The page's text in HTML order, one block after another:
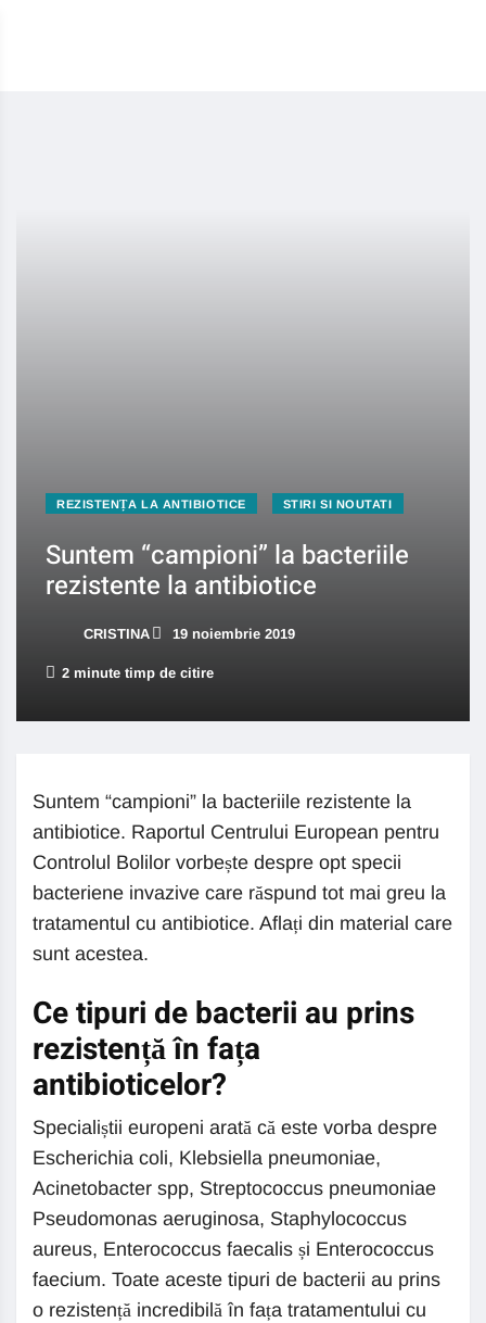
REZISTENȚA LA ANTIBIOTICE STIRI SI NOUTATI
Suntem “campioni” la bacteriile
rezistente la antibiotice
CRISTINA 19 noiembrie 2019
2 minute timp de citire
Suntem “campioni” la bacteriile rezistente la
antibiotice. Raportul Centrului European pentru
Controlul Bolilor vorbește despre opt specii
bacteriene invazive care răspund tot mai greu la
tratamentul cu antibiotice. Aflați din material care
sunt acestea.
Ce tipuri de bacterii au prins
rezistență în fața
antibioticelor?
Specialiștii europeni arată că este vorba despre
Escherichia coli, Klebsiella pneumoniae,
Acinetobacter spp, Streptococcus pneumoniae
Pseudomonas aeruginosa, Staphylococcus
aureus, Enterococcus faecalis și Enterococcus
faecium. Toate aceste tipuri de bacterii au prins
o rezistență incredibilă în fața tratamentului cu